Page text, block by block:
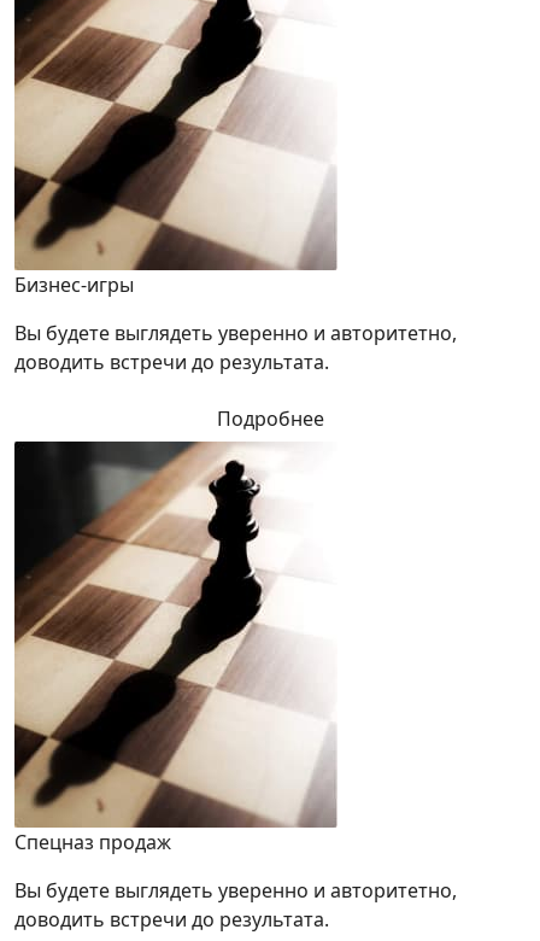
Бизнес-игры
Вы будете выглядеть уверенно и авторитетно,
доводить встречи до результата.
Подробнее
Спецназ продаж
Вы будете выглядеть уверенно и авторитетно,
доводить встречи до результата.